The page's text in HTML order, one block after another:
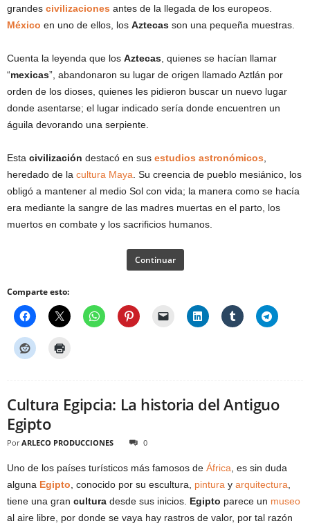
grandes civilizaciones antes de la llegada de los europeos.
México en uno de ellos, los Aztecas son una pequeña muestras.
Cuenta la leyenda que los Aztecas , quienes se hacían llamar
“mexicas”, abandonaron su lugar de origen llamado Aztlán por
orden de los dioses, quienes les pidieron buscar un nuevo lugar
donde asentarse; el lugar indicado sería donde encuentren un
águila devorando una serpiente.
Esta civilización destacó en sus estudios astronómicos
heredado de la cultura Maya . Su creencia de pueblo mesiánico, los
obligó a mantener al medio Sol con vida; la manera como se hacía
era mediante la sangre de las madres muertas en el parto, los
muertos en combate y los sacrificios humanos.
Continuar
Comparte esto:
Cultura Egipcia: La historia del Antiguo
Egipto
Por ARLECO PRODUCCIONES 0
Uno de los países turísticos más famosos de África , es sin duda
alguna Egipto , conocido por su escultura, pintura y arquitectura
tiene una gran cultura desde sus inicios. Egipto parece un museo
al aire libre, por donde se vaya hay rastros de valor, por tal razón